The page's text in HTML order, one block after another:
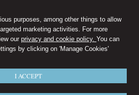
purposes, among other things to allow
marketing activities. For more
our privacy and cookie policy. You can
by clicking on 'Manage Cookies'
I ACCEPT